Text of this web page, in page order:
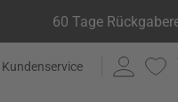
60 Tage
Kundenservice